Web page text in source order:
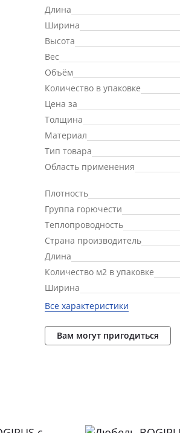
Длина
Ширина
Высота
Вес
Объём
Количество в упаковке
Цена за
Толщина
Материал
Тип товара
Область применения
Плотность
Группа горючести
Теплопроводность
Страна производитель
Длина
Количество м2 в упаковке
Ширина
Все характеристики
Вам могут пригодиться